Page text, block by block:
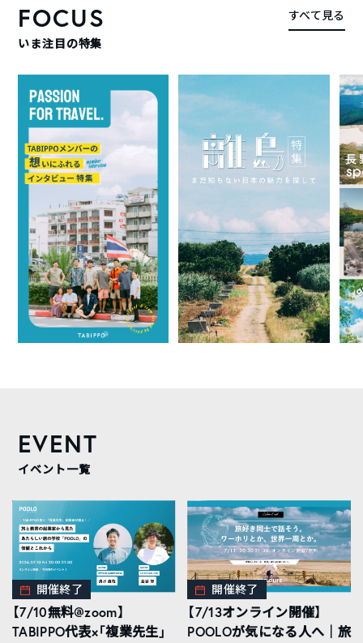
FOCUS
いま注目の特集
すべて見る
EVENT
イベント一覧
開催終了
【7/10無料@zoom】
TABIPPO代表×「複業先生」
開催終了
【7/13オンライン開催】
POOLOが気になる人へ｜旅